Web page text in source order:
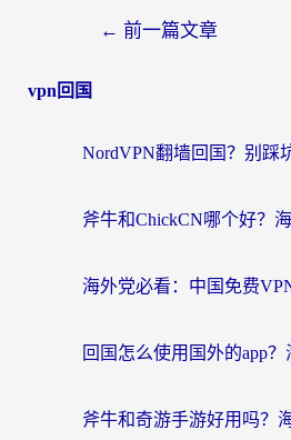
← 前一篇文章
vpn回国